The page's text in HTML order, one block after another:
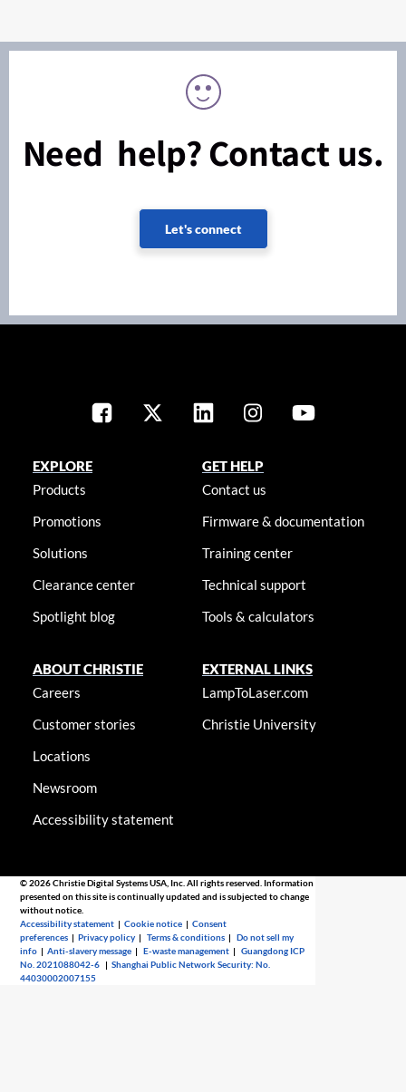
Need help? Contact us.
Let's connect
EXPLORE
Products
Promotions
Solutions
Clearance center
Spotlight blog
GET HELP
Contact us
Firmware & documentation
Training center
Technical support
Tools & calculators
ABOUT CHRISTIE
Careers
Customer stories
Locations
Newsroom
Accessibility statement
EXTERNAL LINKS
LampToLaser.com
Christie University
© 2026 Christie Digital Systems USA, Inc. All rights reserved. Information
presented on this site is continually updated and is subjected to change
without notice.
Accessibility statement |Cookie notice |Consent
preferences |Privacy policy |Terms & conditions |Do not sell my
info |Anti-slavery message |E-waste management |Guangdong ICP
No. 2021088042-6 |Shanghai Public Network Security: No.
44030002007155